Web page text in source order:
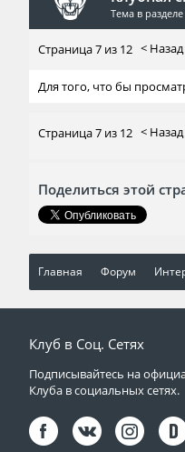
Тема в
Страница 7 из 12 < Назад
Для того, что бы
Страница 7 из 12 < Назад
Поделиться этой
Главная Форум
Клуб в Соц. Сетях
Подписывайтесь на
Клуба в социальных сетях.